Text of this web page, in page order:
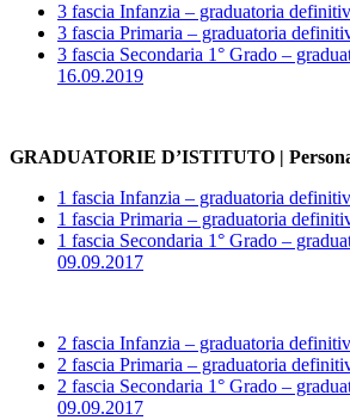
3 fascia Infanzia – graduatoria
3 fascia Primaria – graduatoria
3 fascia Secondaria 1° Grado –
16.09.2019
GRADUATORIE D’ISTITUTO |
1 fascia Infanzia – graduatoria
1 fascia Primaria – graduatoria
1 fascia Secondaria 1° Grado –
09.09.2017
2 fascia Infanzia – graduatoria
2 fascia Primaria – graduatoria
2 fascia Secondaria 1° Grado –
09.09.2017